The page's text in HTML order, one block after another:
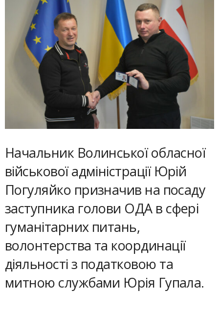
Начальник Волинської обласної
військової адміністрації Юрій
Погуляйко призначив на посаду
заступника голови ОДА в сфері
гуманітарних питань,
волонтерства та координації
діяльності з податковою та
митною службами Юрія Гупала.